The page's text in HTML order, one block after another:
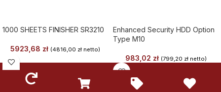
1000 SHEETS FINISHER SR3210
5923,68 zł (4816,00 zł netto)
Enhanced Security HDD Option
Type M10
983,02 zł (799,20 złnetto)